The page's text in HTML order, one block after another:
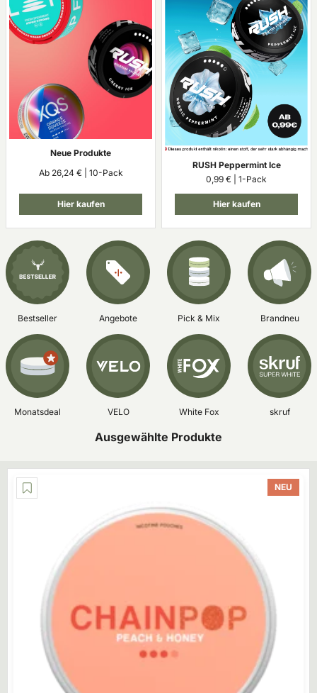
Neue Produkte
Ab 26,24 € | 10-Pack
Hier kaufen
RUSH Peppermint Ice
0,99 € | 1-Pack
Hier kaufen
Bestseller Angebote Pick & Mix Brandneu
Monatsdeal VELO White Fox skruf
Ausgewählte Produkte
NEU